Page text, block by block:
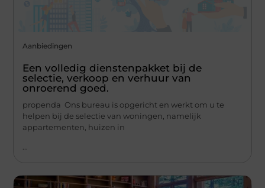
Aanbiedingen
Een volledig dienstenpakket bij de
selectie, verkoop en verhuur van
onroerend goed.
propenda Ons bureau is opgericht en werkt om u te
helpen bij de selectie van woningen, namelijk
appartementen, huizen in
...